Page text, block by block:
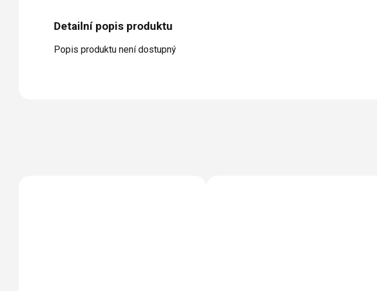
Detailní popis produktu
Popis produktu není dostupný